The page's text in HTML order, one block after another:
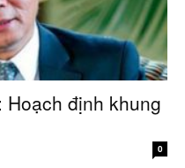
định khung
0